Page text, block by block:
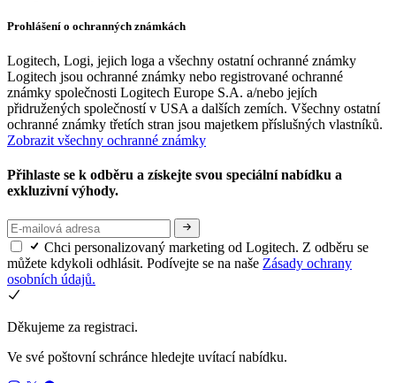
Prohlášení o ochranných známkách
Logitech, Logi, jejich loga a všechny ostatní ochranné známky
Logitech jsou ochranné známky nebo registrované ochranné
známky společnosti Logitech Europe S.A. a/nebo jejích
přidružených společností v USA a dalších zemích. Všechny ostatní
ochranné známky třetích stran jsou majetkem příslušných vlastníků.
Zobrazit všechny ochranné známky
Přihlaste se k odběru a získejte svou speciální nabídku a
exkluzivní výhody.
Chci personalizovaný marketing od Logitech. Z odběru se
můžete kdykoli odhlásit. Podívejte se na naše Zásady ochrany
osobních údajů.
Děkujeme za registraci.
Ve své poštovní schránce hledejte uvítací nabídku.